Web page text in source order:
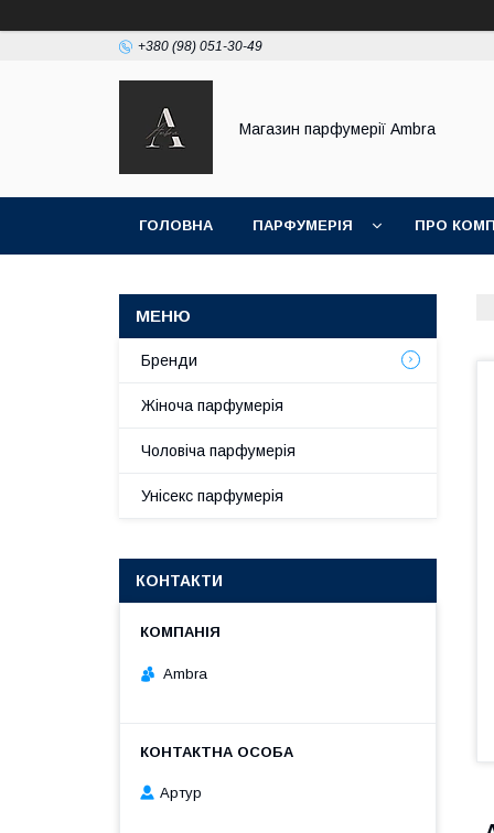
+380 (98) 051-30-49
Магазин парфумерії Ambra
ГОЛОВНА ПАРФУМЕРІЯ ПРО
Бренди
Жіноча парфумерія
Чоловіча парфумерія
Унісекс парфумерія
КОНТАКТИ
Ambra
Артур